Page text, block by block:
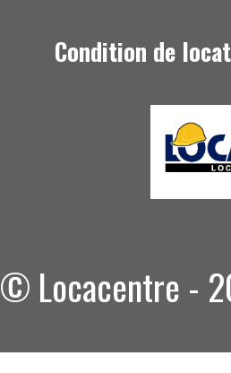
Condition de
© Locacentre -